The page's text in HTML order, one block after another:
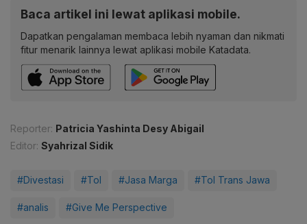
Baca artikel ini lewat aplikasi mobile.
Dapatkan pengalaman membaca lebih nyaman dan nikmati
fitur menarik lainnya lewat aplikasi mobile Katadata.
Reporter: Patricia Yashinta Desy Abigail
Editor: Syahrizal Sidik
#Divestasi #Tol #Jasa Marga #Tol Trans Jawa
#analis #Give Me Perspective